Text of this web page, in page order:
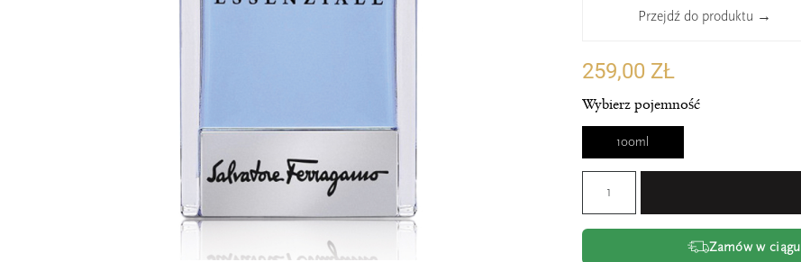
Przejdź do produktu →
259,00 ZŁ
Wybierz pojemność
100ml
Zamów w ciągu